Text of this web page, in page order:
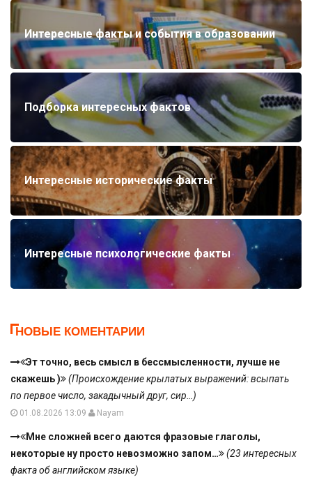
Интересные факты и события в образовании
Подборка интересных фактов
Интересные исторические факты
Интересные психологические факты
НОВЫЕ КОМЕНТАРИИ
Эт точно, весь смысл в бессмысленности, лучше не
скажешь )
(Происхождение крылатых выражений: всыпать
по первое число, закадычный друг, сир…)
01.08.2026 13:09 Nayam
Мне сложней всего даются фразовые глаголы,
некоторые ну просто невозможно запом…
(23 интересных
факта об английском языке)